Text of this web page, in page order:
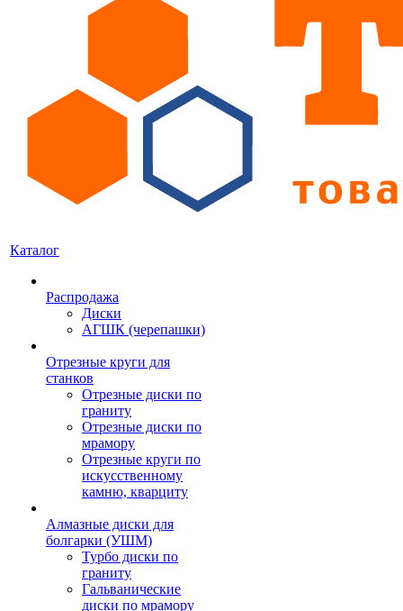
Каталог
Распродажа
Диски
АГШК (черепашки)
Отрезные круги для
станков
Отрезные диски по
граниту
Отрезные диски по
мрамору
Отрезные круги по
искусственному
камню, кварциту
Алмазные диски для
болгарки (УШМ)
Турбо диски по
граниту
Гальванические
диски по мрамору